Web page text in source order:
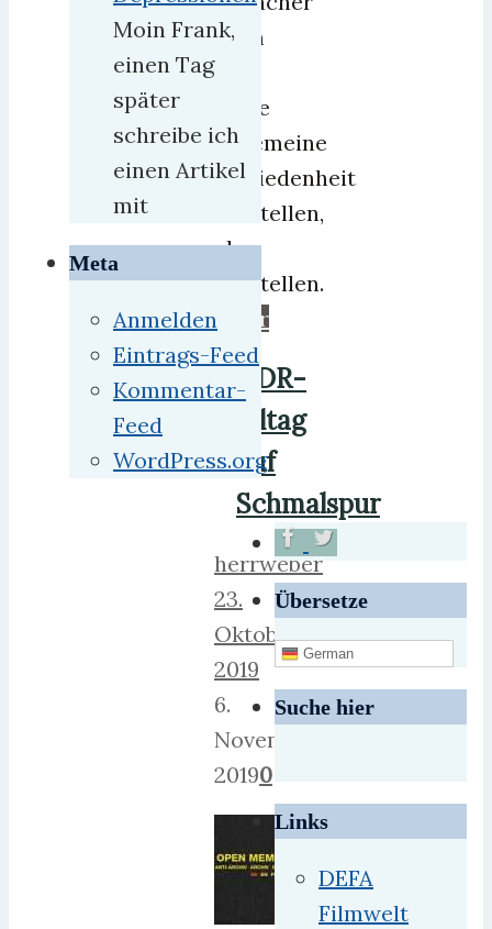
kann
man
keine
allgemeine
Zufriedenheit
herstellen,
also
darstellen.
mehr
DDR-
Alltag
auf
Schmalspur
herrweber
23.
Oktober
2019
6.
November
20190
Moin Frank,
einen Tag
später
schreibe ich
einen Artikel
mit
Meta
Anmelden
Eintrags-Feed
Kommentar-
Feed
WordPress.org
Übersetze
German
Suche hier
Links
DEFA
Filmwelt